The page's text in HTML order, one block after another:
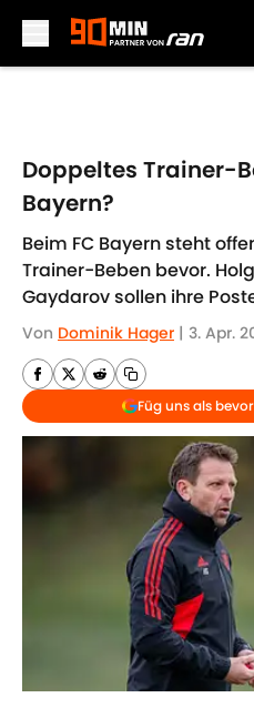
Doppeltes Trainer-
Bayern?
Beim FC Bayern steht
Trainer-Beben bevor.
Gaydarov sollen ihre
Von Dominik Hager | 3. Apr.
Füg uns als